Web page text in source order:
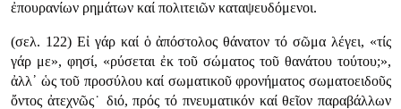
ἐπουρανίων ρημάτων καί πολιτειῶν καταψευδόμενοι.
(σελ. 122) Εἰ γάρ καί ὁ ἀπόστολος θάνατον τό σῶμα λέγει, «τίς
γάρ με», φησί, «ρύσεται ἐκ τοῦ σώματος τοῦ θανάτου τούτου;»,
ἀλλ᾿ ὡς τοῦ προσύλου καί σωματικοῦ φρονήματος σωματοειδοῦς
ὄντος ἀτεχνῶς˙ διό, πρός τό πνευματικόν καί θεῖον παραβάλλων